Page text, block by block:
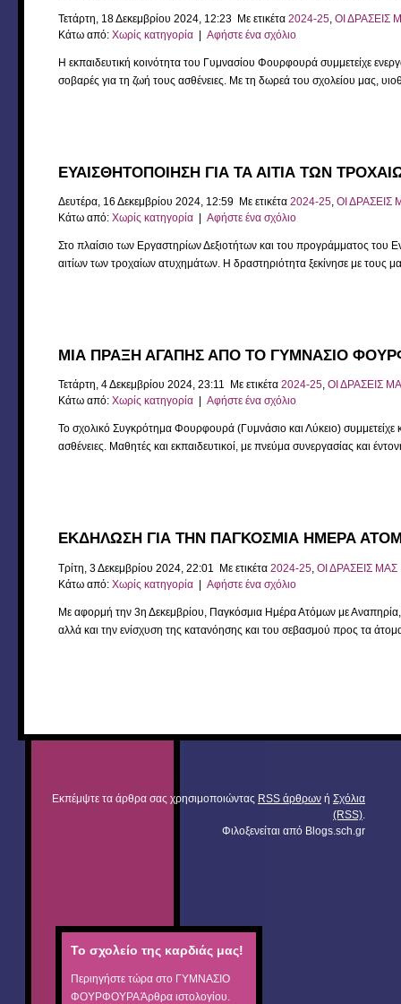
Το σχολείο της καρδιάς μας!
Περιηγήστε τώρα στο ΓΥΜΝΑΣΙΟ
ΦΟΥΡΦΟΥΡΑΆρθρα ιστολογίου.
Τετάρτη, 18 Δεκεμβρίου 2024, 12:23 Με ετικέτα 2024-25, ΟΙ ΔΡΑΣΕΙΣ
Κάτω από: Χωρίς κατηγορία| Αφήστε ένα σχόλιο
Η εκπαιδευτική κοινότητα του Γυμνασίου Φουρφουρά συμμετείχε
σοβαρές για τη ζωή τους ασθένειες. Με τη δωρεά του σχολείου μας,
ΕΥΑΙΣΘΗΤΟΠΟΙΗΣΗ ΓΙΑ ΤΑ ΑΙΤΙΑ ΤΩΝ
Δευτέρα, 16 Δεκεμβρίου 2024, 12:59 Με ετικέτα 2024-25, ΟΙ ΔΡΑΣΕΙΣ
Κάτω από: Χωρίς κατηγορία| Αφήστε ένα σχόλιο
Στο πλαίσιο των Εργαστηρίων Δεξιοτήτων και του προγράμματος του
αιτίων των τροχαίων ατυχημάτων. Η δραστηριότητα ξεκίνησε με τους
ΜΙΑ ΠΡΑΞΗ ΑΓΑΠΗΣ ΑΠΟ ΤΟ ΓΥΜΝΑΣΙΟ
Τετάρτη, 4 Δεκεμβρίου 2024, 23:11 Με ετικέτα 2024-25, ΟΙ ΔΡΑΣΕΙΣ
Κάτω από: Χωρίς κατηγορία| Αφήστε ένα σχόλιο
Το σχολικό Συγκρότημα Φουρφουρά (Γυμνάσιο και Λύκειο)
ασθένειες. Μαθητές και εκπαιδευτικοί, με πνεύμα συνεργασίας και
ΕΚΔΗΛΩΣΗ ΓΙΑ ΤΗΝ ΠΑΓΚΟΣΜΙΑ ΗΜΕΡΑ
Τρίτη, 3 Δεκεμβρίου 2024, 22:01 Με ετικέτα 2024-25, ΟΙ ΔΡΑΣΕΙΣ ΜΑΣ
Κάτω από: Χωρίς κατηγορία| Αφήστε ένα σχόλιο
Με αφορμή την 3η Δεκεμβρίου, Παγκόσμια Ημέρα Ατόμων με
αλλά και την ενίσχυση της κατανόησης και του σεβασμού προς τα
Εκπέμψτε τα άρθρα σας χρησιμοποιώντας RSS άρθρων ή Σχόλια
(RSS)
Φιλοξενείται από Blogs.sch.gr